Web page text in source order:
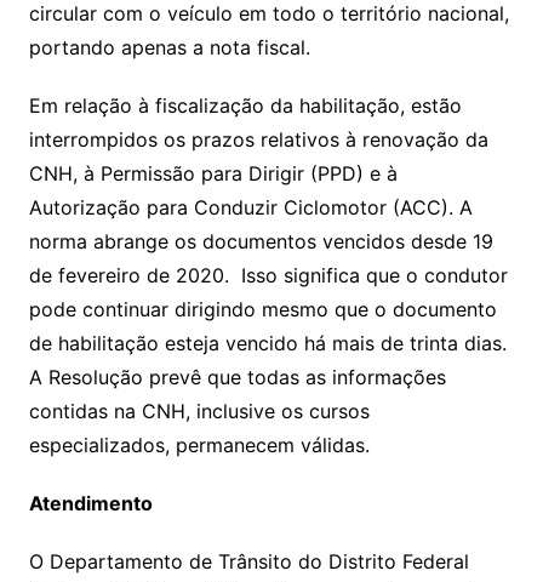
circular com o veículo em todo o território nacional,
portando apenas a nota fiscal.
Em relação à fiscalização da habilitação, estão
interrompidos os prazos relativos à renovação da
CNH, à Permissão para Dirigir (PPD) e à
Autorização para Conduzir Ciclomotor (ACC). A
norma abrange os documentos vencidos desde 19
de fevereiro de 2020. Isso significa que o condutor
pode continuar dirigindo mesmo que o documento
de habilitação esteja vencido há mais de trinta dias.
A Resolução prevê que todas as informações
contidas na CNH, inclusive os cursos
especializados, permanecem válidas.
Atendimento
O Departamento de Trânsito do Distrito Federal